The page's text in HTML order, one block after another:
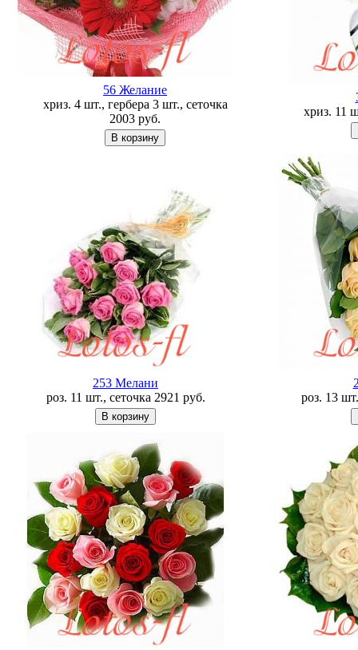
56 Желание
хриз. 4 шт., гербера 3 шт., сеточка
2003 руб.
хриз. 11
253 Мелани
роз. 11 шт., сеточка 2921 руб.
роз. 13